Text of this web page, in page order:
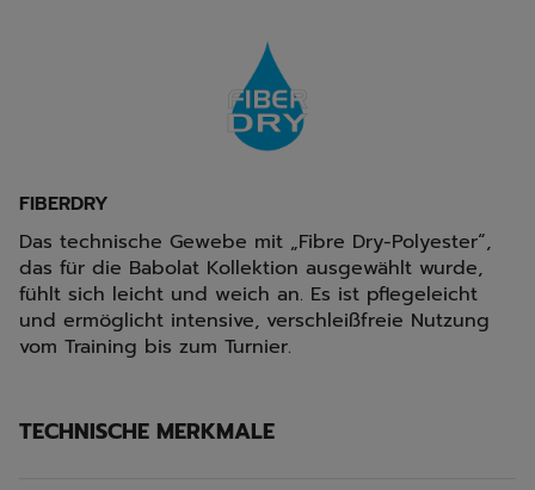
FIBERDRY
Das technische Gewebe mit „Fibre Dry-Polyester“,
das für die Babolat Kollektion ausgewählt wurde,
fühlt sich leicht und weich an. Es ist pflegeleicht
und ermöglicht intensive, verschleißfreie Nutzung
vom Training bis zum Turnier.
TECHNISCHE MERKMALE